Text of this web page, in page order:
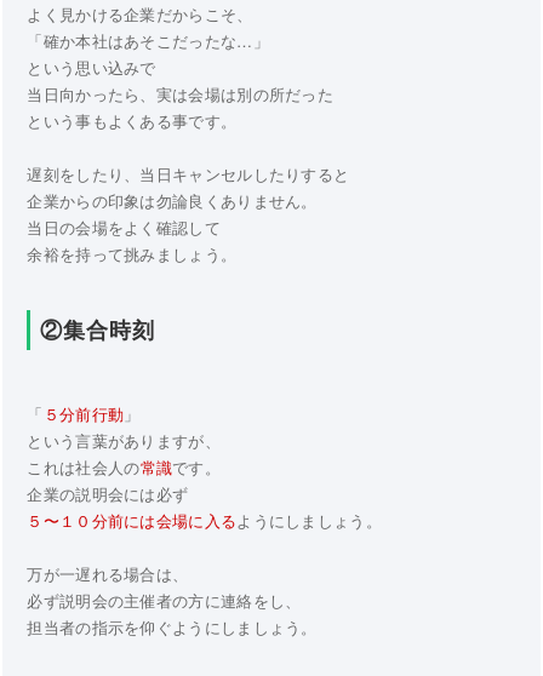
よく見かける企業だからこそ、
「確か本社はあそこだったな…」
という思い込みで
当日向かったら、実は会場は別の所だった
という事もよくある事です。
遅刻をしたり、当日キャンセルしたりすると
企業からの印象は勿論良くありません。
当日の会場をよく確認して
余裕を持って挑みましょう。
②集合時刻
「 ５分前行動 」
という言葉がありますが、
これは社会人の常識です。
企業の説明会には必ず
５〜１０分前には会場に入るようにしましょう。
万が一遅れる場合は、
必ず説明会の主催者の方に連絡をし、
担当者の指示を仰ぐようにしましょう。